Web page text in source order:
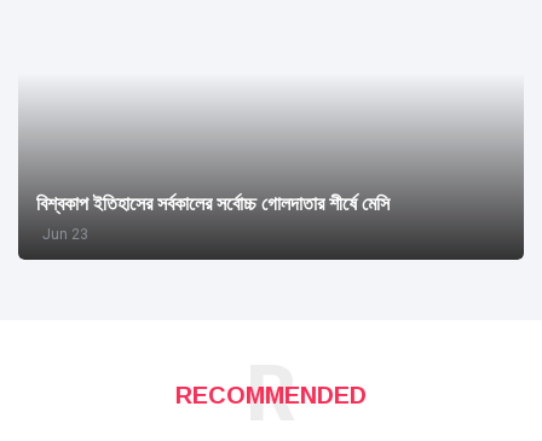
বিশ্বকাপ ইতিহাসের সর্বকালের সর্বোচ্চ গোলদাতার শীর্ষে মেসি
Jun 23
RECOMMENDED
R